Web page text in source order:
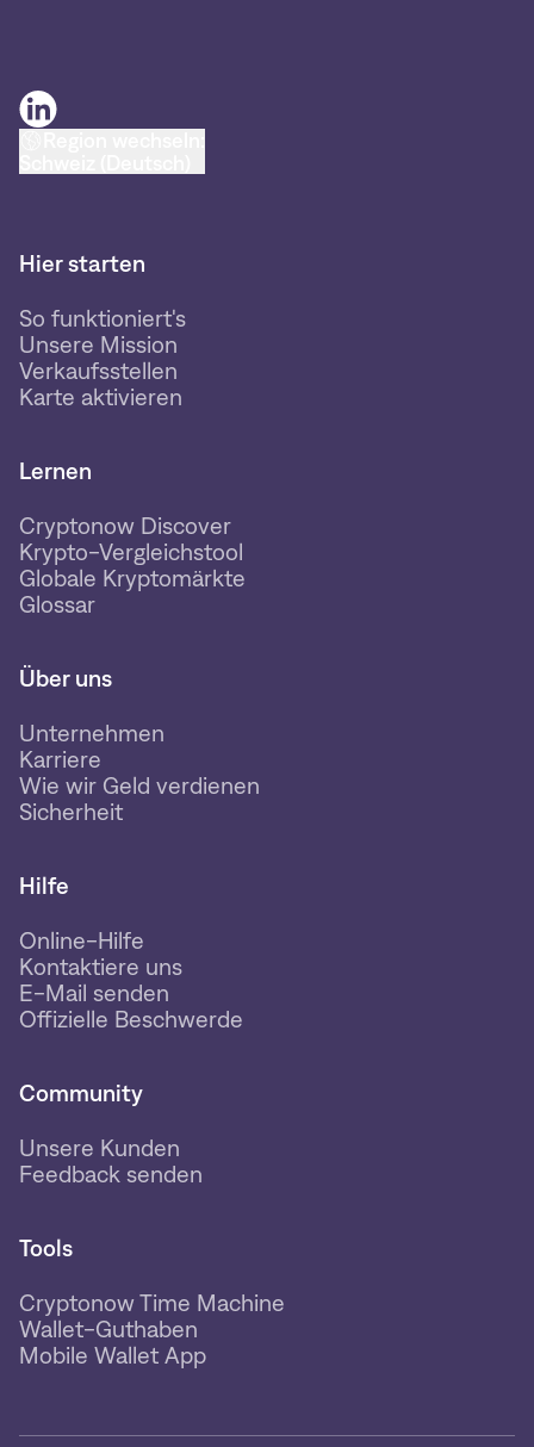
Hier starten
So funktioniert's
Unsere Mission
Verkaufsstellen
Karte aktivieren
Lernen
Cryptonow Discover
Krypto-Vergleichstool
Globale Kryptomärkte
Glossar
Über uns
Unternehmen
Karriere
Wie wir Geld verdienen
Sicherheit
Hilfe
Online-Hilfe
Kontaktiere uns
E-Mail senden
Offizielle Beschwerde
Community
Unsere Kunden
Feedback senden
Tools
Cryptonow Time Machine
Wallet-Guthaben
Mobile Wallet App